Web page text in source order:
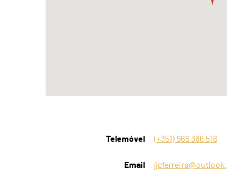
Telemóvel (+351) 966 386 516
Email